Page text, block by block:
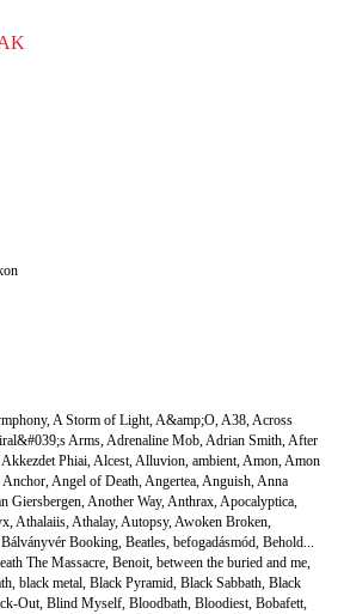
,A Storm of Light,A&amp;O,A38,Across
Arms,Adrenaline Mob,Adrian Smith,After
Akkezdet Phiai,Alcest,Alluvion, ambient,Amon,Amon
Anchor,Angel of Death,Angertea,Anguish,Anna
Giersbergen,Another Way,Anthrax,Apocalyptica,
,Athalaiis,Athalay,Autopsy,Awoken Broken,
Bálványvér Booking, Beatles, befogadásmód, Behold...
The Massacre, Benoit, between the buried and me,
, black metal, Black Pyramid, Black Sabbath, Black
Out, Blind Myself, Bloodbath, Bloodiest, Bobafett,